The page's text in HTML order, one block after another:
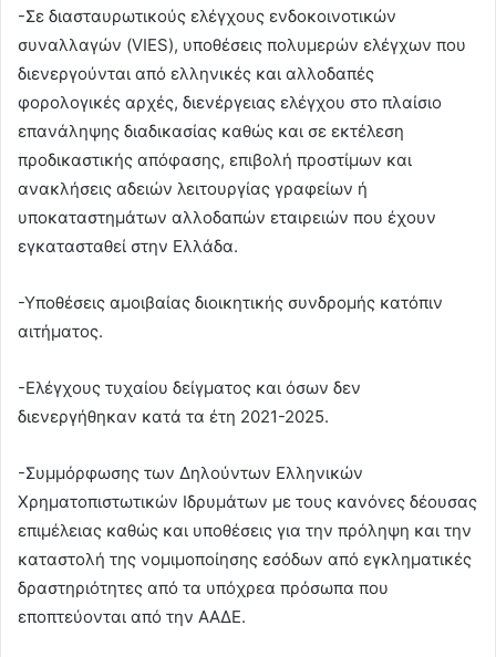
-Σε διασταυρωτικούς ελέγχους ενδοκοινοτικών
συναλλαγών (VIES), υποθέσεις πολυμερών ελέγχων που
διενεργούνται από ελληνικές και αλλοδαπές
φορολογικές αρχές, διενέργειας ελέγχου στο πλαίσιο
επανάληψης διαδικασίας καθώς και σε εκτέλεση
προδικαστικής απόφασης, επιβολή προστίμων και
ανακλήσεις αδειών λειτουργίας γραφείων ή
υποκαταστημάτων αλλοδαπών εταιρειών που έχουν
εγκατασταθεί στην Ελλάδα.
-Υποθέσεις αμοιβαίας διοικητικής συνδρομής κατόπιν
αιτήματος.
-Ελέγχους τυχαίου δείγματος και όσων δεν
διενεργήθηκαν κατά τα έτη 2021-2025.
-Συμμόρφωσης των Δηλούντων Ελληνικών
Χρηματοπιστωτικών Ιδρυμάτων με τους κανόνες δέουσας
επιμέλειας καθώς και υποθέσεις για την πρόληψη και την
καταστολή της νομιμοποίησης εσόδων από εγκληματικές
δραστηριότητες από τα υπόχρεα πρόσωπα που
εποπτεύονται από την ΑΑΔΕ.